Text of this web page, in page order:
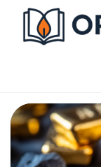
content